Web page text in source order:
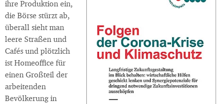
ihre Produktion ein,
die Börse stürzt ab,
überall sieht man
leere Straßen und
Cafés und plötzlich
ist Homeoffice für
einen Großteil der
arbeitenden
Bevölkerung in